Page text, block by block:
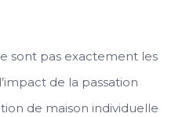
sont pas exactement les
de la passation
de maison individuelle